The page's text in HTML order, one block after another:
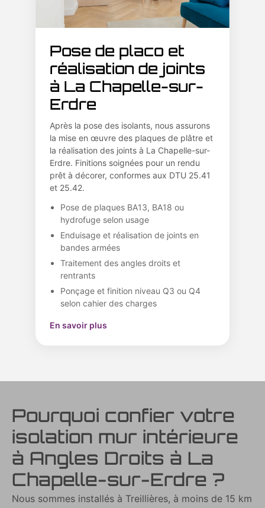
Pose de placo et
réalisation de joints
à La Chapelle-sur-
Erdre
Après la pose des isolants, nous assurons
la mise en œuvre des plaques de plâtre et
la réalisation des joints à La Chapelle-sur-
Erdre. Finitions soignées pour un rendu
prêt à décorer, conformes aux DTU 25.41
et 25.42.
Pose de plaques BA13, BA18 ou
hydrofuge selon usage
Enduisage et réalisation de joints en
bandes armées
Traitement des angles droits et
rentrants
Ponçage et finition niveau Q3 ou Q4
selon cahier des charges
En savoir plus
Pourquoi confier votre
isolation mur intérieure
à Angles Droits à La
Chapelle-sur-Erdre ?
Nous sommes installés à Treillières, à moins de 15 km